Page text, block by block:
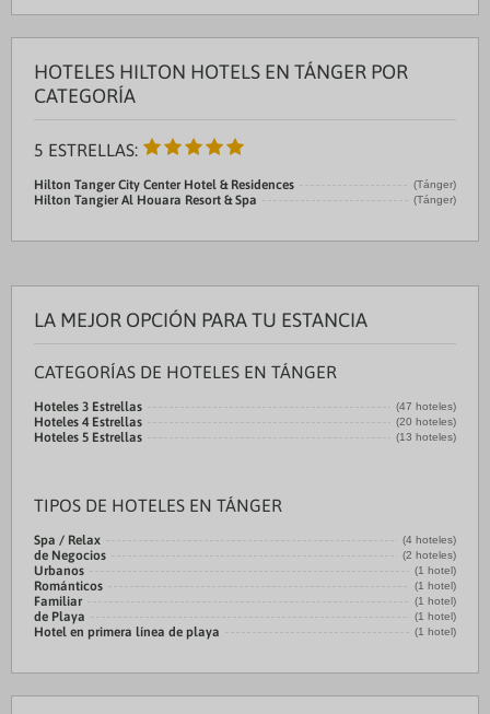
HOTELES HILTON HOTELS EN TÁNGER POR
CATEGORÍA
5 ESTRELLAS:
Hilton Tanger City Center Hotel & Residences (Tánger)
Hilton Tangier Al Houara Resort & Spa (Tánger)
LA MEJOR OPCIÓN PARA TU ESTANCIA
CATEGORÍAS DE HOTELES EN TÁNGER
Hoteles 3 Estrellas (47 hoteles)
Hoteles 4 Estrellas (20 hoteles)
Hoteles 5 Estrellas (13 hoteles)
TIPOS DE HOTELES EN TÁNGER
Spa / Relax (4 hoteles)
de Negocios (2 hoteles)
Urbanos (1 hotel)
Románticos (1 hotel)
Familiar (1 hotel)
de Playa (1 hotel)
Hotel en primera línea de playa (1 hotel)